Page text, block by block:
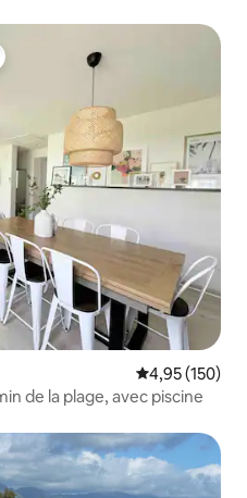
appréciés
Évaluation
4,95 (150)
de la plage, avec piscine